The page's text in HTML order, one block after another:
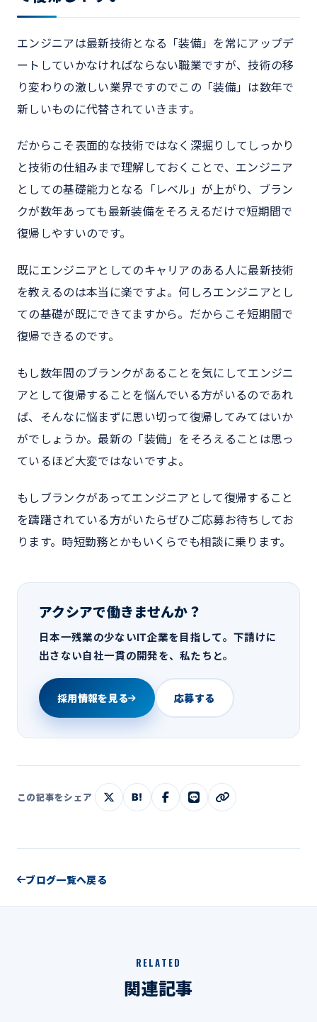
エンジニアは最新技術となる「装備」を常にアップデ
ートしていかなければならない職業ですが、技術の移
り変わりの激しい業界ですのでこの「装備」は数年で
新しいものに代替されていきます。
だからこそ表面的な技術ではなく深掘りしてしっかり
と技術の仕組みまで理解しておくことで、エンジニア
としての基礎能力となる「レベル」が上がり、ブラン
クが数年あっても最新装備をそろえるだけで短期間で
復帰しやすいのです。
既にエンジニアとしてのキャリアのある人に最新技術
を教えるのは本当に楽ですよ。何しろエンジニアとし
ての基礎が既にできてますから。だからこそ短期間で
復帰できるのです。
もし数年間のブランクがあることを気にしてエンジニ
アとして復帰することを悩んでいる方がいるのであれ
ば、そんなに悩まずに思い切って復帰してみてはいか
がでしょうか。最新の「装備」をそろえることは思っ
ているほど大変ではないですよ。
もしブランクがあってエンジニアとして復帰すること
を躊躇されている方がいたらぜひご応募お待ちしてお
ります。時短勤務とかもいくらでも相談に乗ります。
アクシアで働きませんか？
日本一残業の少ないIT企業を目指して。下請けに
出さない自社一貫の開発を、私たちと。
採用情報を見る 応募する
この記事をシェア B!
ブログ一覧へ戻る
RELATED
関連記事